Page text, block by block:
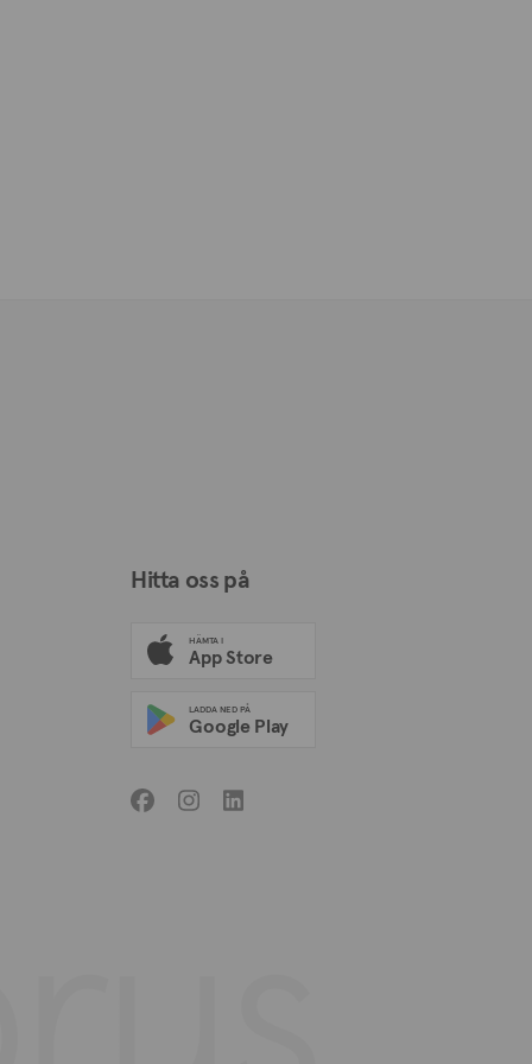
Hitta oss på
HÄMTA I
App Store
LADDA NED PÅ
Google Play